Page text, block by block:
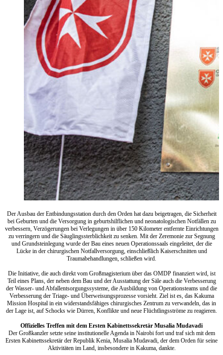
Der Ausbau der Entbindungsstation durch den Orden hat dazu beigetragen, die Sicherheit
bei Geburten und die Versorgung in geburtshilflichen und neonatologischen Notfällen zu
verbessern, Verzögerungen bei Verlegungen in über 150 Kilometer entfernte Einrichtungen
zu verringern und die Säuglingssterblichkeit zu senken. Mit der Zeremonie zur Segnung
und Grundsteinlegung wurde der Bau eines neuen Operationssaals eingeleitet, der die
Lücke in der chirurgischen Notfallversorgung, einschließlich Kaiserschnitten und
Traumabehandlungen, schließen wird.
Die Initiative, die auch direkt vom Großmagisterium über das OMDP finanziert wird, ist
Teil eines Plans, der neben dem Bau und der Ausstattung der Säle auch die Verbesserung
der Wasser- und Abfallentsorgungssysteme, die Ausbildung von Operationsteams und die
Verbesserung der Triage- und Überweisungsprozesse vorsieht. Ziel ist es, das Kakuma
Mission Hospital in ein widerstandsfähiges chirurgisches Zentrum zu verwandeln, das in
der Lage ist, auf Schocks wie Dürren, Konflikte und neue Flüchtlingsströme zu reagieren.
Offizielles Treffen mit dem Ersten Kabinettssekretär Musalia Mudavadi
Der Großkanzler setzte seine institutionelle Agenda in Nairobi fort und traf sich mit dem
Ersten Kabinettssekretär der Republik Kenia, Musalia Mudavadi, der dem Orden für seine
Aktivitäten im Land, insbesondere in Kakuma, dankte.